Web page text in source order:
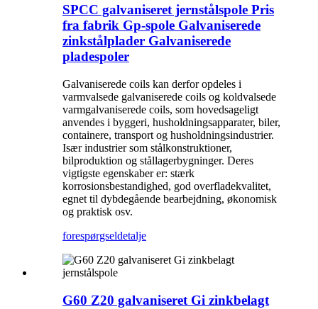
SPCC galvaniseret jernstålspole Pris
fra fabrik Gp-spole Galvaniserede
zinkstålplader Galvaniserede
pladespoler
Galvaniserede coils kan derfor opdeles i
varmvalsede galvaniserede coils og koldvalsede
varmgalvaniserede coils, som hovedsageligt
anvendes i byggeri, husholdningsapparater, biler,
containere, transport og husholdningsindustrier.
Især industrier som stålkonstruktioner,
bilproduktion og stållagerbygninger. Deres
vigtigste egenskaber er: stærk
korrosionsbestandighed, god overfladekvalitet,
egnet til dybdegående bearbejdning, økonomisk
og praktisk osv.
forespørgseldetalje
G60 Z20 galvaniseret Gi zinkbelagt